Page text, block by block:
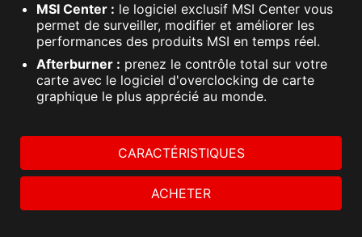
MSI Center : le logiciel exclusif MSI Center vous
permet de surveiller, modifier et améliorer les
performances des produits MSI en temps réel.
Afterburner : prenez le contrôle total sur votre
carte avec le logiciel d'overclocking de carte
graphique le plus apprécié au monde.
CARACTÉRISTIQUES
ACHETER